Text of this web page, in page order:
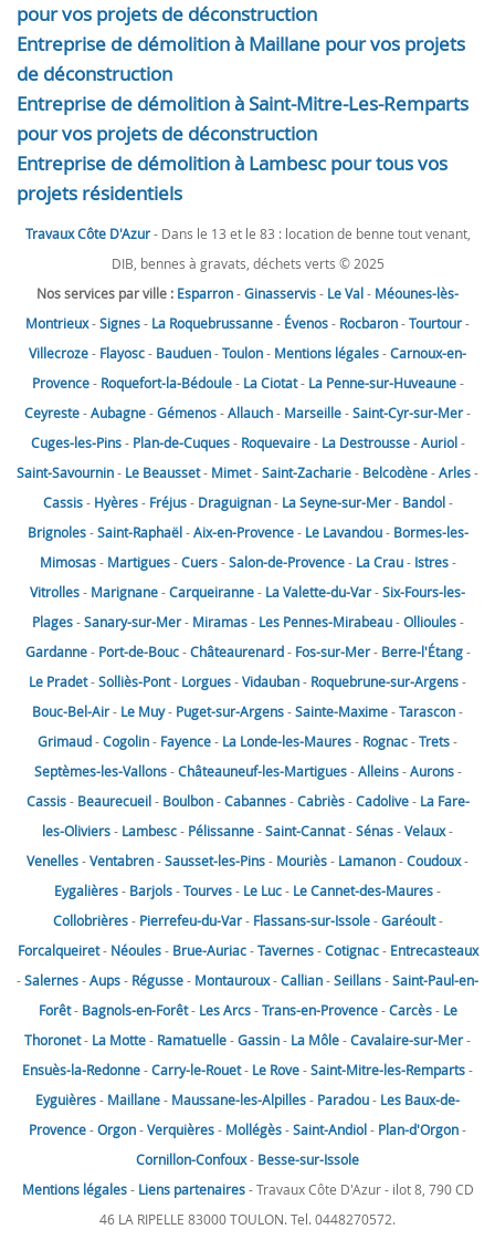
pour vos projets de déconstruction
Entreprise de démolition à Maillane pour vos projets
de déconstruction
Entreprise de démolition à Saint-Mitre-Les-Remparts
pour vos projets de déconstruction
Entreprise de démolition à Lambesc pour tous vos
projets résidentiels
Travaux Côte D'Azur- Dans le 13 et le 83 : location de benne tout venant,
DIB, bennes à gravats, déchets verts © 2025
Nos services par ville : Esparron-Ginasservis- Le Val- Méounes-lès-
Montrieux-Signes- La Roquebrussanne- Évenos- Rocbaron-Tourtour-
Villecroze- Flayosc- Bauduen-Toulon- Mentions légales-Carnoux-en-
Provence- Roquefort-la-Bédoule- La Ciotat- La Penne-sur-Huveaune-
Ceyreste-Aubagne-Gémenos-Allauch- Marseille-Saint-Cyr-sur-Mer-
Cuges-les-Pins- Plan-de-Cuques- Roquevaire- La Destrousse-Auriol-
Saint-Savournin- Le Beausset- Mimet-Saint-Zacharie- Belcodène-Arles-
Cassis- Hyères- Fréjus- Draguignan- La Seyne-sur-Mer- Bandol-
Brignoles-Saint-Raphaël-Aix-en-Provence- Le Lavandou- Bormes-les-
Mimosas- Martigues-Cuers-Salon-de-Provence- La Crau- Istres-
Vitrolles- Marignane-Carqueiranne- La Valette-du-Var-Six-Fours-les-
Plages-Sanary-sur-Mer- Miramas- Les Pennes-Mirabeau-Ollioules-
Gardanne- Port-de-Bouc-Châteaurenard- Fos-sur-Mer- Berre-l'Étang-
Le Pradet-Solliès-Pont- Lorgues-Vidauban- Roquebrune-sur-Argens-
Bouc-Bel-Air- Le Muy- Puget-sur-Argens-Sainte-Maxime-Tarascon-
Grimaud-Cogolin- Fayence- La Londe-les-Maures- Rognac-Trets-
Septèmes-les-Vallons-Châteauneuf-les-Martigues-Alleins-Aurons-
Cassis- Beaurecueil- Boulbon-Cabannes-Cabriès-Cadolive- La Fare-
les-Oliviers- Lambesc- Pélissanne-Saint-Cannat-Sénas-Velaux-
Venelles-Ventabren-Sausset-les-Pins- Mouriès- Lamanon-Coudoux-
Eygalières- Barjols-Tourves- Le Luc- Le Cannet-des-Maures-
Collobrières- Pierrefeu-du-Var- Flassans-sur-Issole-Garéoult-
Forcalqueiret- Néoules- Brue-Auriac-Tavernes-Cotignac- Entrecasteaux
-Salernes-Aups- Régusse- Montauroux-Callian-Seillans-Saint-Paul-en-
Forêt- Bagnols-en-Forêt- Les Arcs-Trans-en-Provence-Carcès- Le
Thoronet- La Motte- Ramatuelle-Gassin- La Môle-Cavalaire-sur-Mer-
Ensuès-la-Redonne-Carry-le-Rouet- Le Rove-Saint-Mitre-les-Remparts-
Eyguières- Maillane- Maussane-les-Alpilles- Paradou- Les Baux-de-
Provence-Orgon-Verquières- Mollégès-Saint-Andiol- Plan-d'Orgon-
Cornillon-Confoux- Besse-sur-Issole
Mentions légales- Liens partenaires- Travaux Côte D'Azur - ilot 8, 790 CD
46 LA RIPELLE 83000 TOULON. Tel. 0448270572.